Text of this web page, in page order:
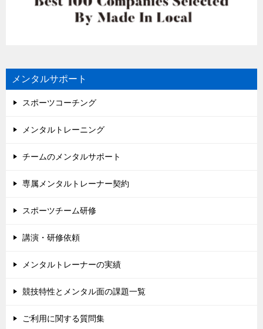
メンタルサポート
スポーツコーチング
メンタルトレーニング
チームのメンタルサポート
専属メンタルトレーナー契約
スポーツチーム研修
講演・研修依頼
メンタルトレーナーの実績
競技特性とメンタル面の課題一覧
ご利用に関する質問集